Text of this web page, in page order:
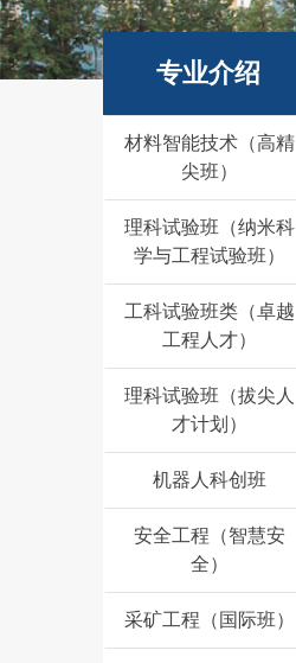
专业介绍
材料智能技术（高精
尖班）
理科试验班（纳米科
学与工程试验班）
工科试验班类（卓越
工程人才）
理科试验班（拔尖人
才计划）
机器人科创班
安全工程（智慧安
全）
采矿工程（国际班）